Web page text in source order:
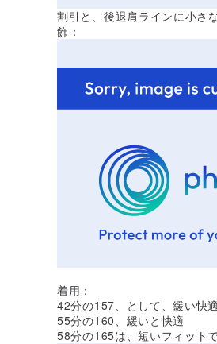
割引と、後退肩ラインに小さ
飾：
着用：
42分の157、として、緩い快適
55分の160、緩いと快適
58分の165は、短いフィット